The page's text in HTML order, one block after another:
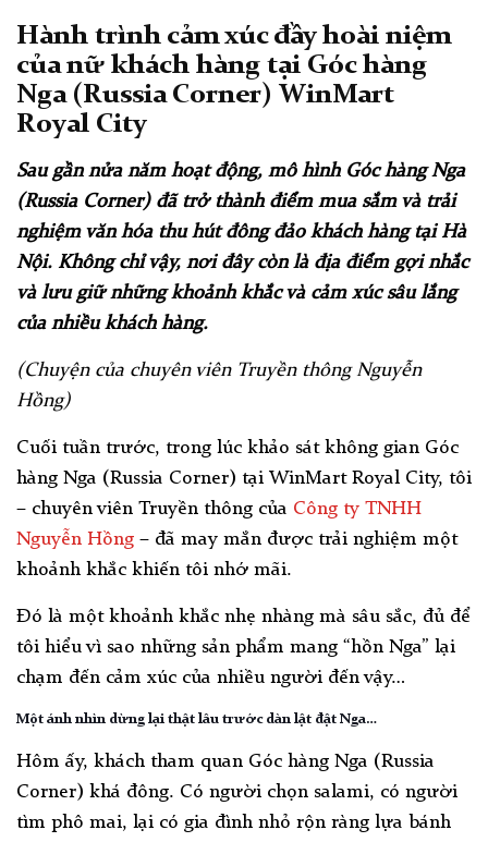
Hành trình cảm xúc đầy hoài niệm
của nữ khách hàng tại Góc hàng
Nga (Russia Corner) WinMart
Royal City
Sau gần nửa năm hoạt động, mô hình Góc hàng Nga
(Russia Corner) đã trở thành điểm mua sắm và trải
nghiệm văn hóa thu hút đông đảo khách hàng tại Hà
Nội. Không chỉ vậy, nơi đây còn là địa điểm gợi nhắc
và lưu giữ những khoảnh khắc và cảm xúc sâu lắng
của nhiều khách hàng.
(Chuyện của chuyên viên Truyền thông Nguyễn
Hồng)
Cuối tuần trước, trong lúc khảo sát không gian Góc
hàng Nga (Russia Corner) tại WinMart Royal City, tôi
– chuyên viên Truyền thông của Công ty TNHH
Nguyễn Hồng – đã may mắn được trải nghiệm một
khoảnh khắc khiến tôi nhớ mãi.
Đó là một khoảnh khắc nhẹ nhàng mà sâu sắc, đủ để
tôi hiểu vì sao những sản phẩm mang “hồn Nga” lại
chạm đến cảm xúc của nhiều người đến vậy…
Một ánh nhìn dừng lại thật lâu trước dàn lật đật Nga…
Hôm ấy, khách tham quan Góc hàng Nga (Russia
Corner) khá đông. Có người chọn salami, có người
tìm phô mai, lại có gia đình nhỏ rộn ràng lựa bánh